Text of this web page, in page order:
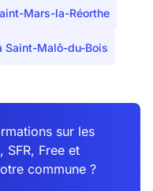
Mars-la-Réorthe
Saint-Malô-du-Bois
sur les
SFR, Free et
commune ?